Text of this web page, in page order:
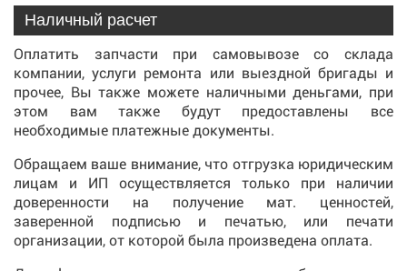
Наличный расчет
Оплатить запчасти при самовывозе со склада
компании, услуги ремонта или выездной бригады и
прочее, Вы также можете наличными деньгами, при
этом вам также будут предоставлены все
необходимые платежные документы.
Обращаем ваше внимание, что отгрузка юридическим
лицам и ИП осуществляется только при наличии
доверенности на получение мат. ценностей,
заверенной подписью и печатью, или печати
организации, от которой была произведена оплата.